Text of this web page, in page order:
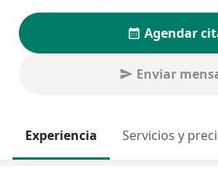
Agendar
Enviar
Experiencia Servicios y